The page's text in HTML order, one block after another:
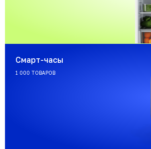
Смарт-часы
1 000 ТОВАРОВ